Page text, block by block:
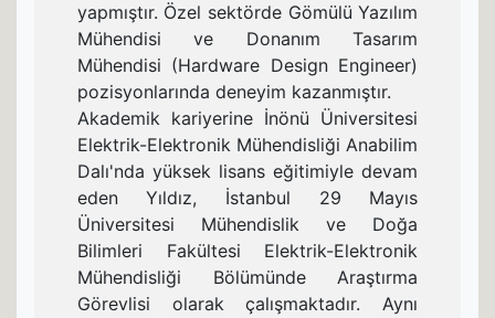
yapmıştır. Özel sektörde Gömülü Yazılım
Mühendisi ve Donanım Tasarım
Mühendisi (Hardware Design Engineer)
pozisyonlarında deneyim kazanmıştır.
Akademik kariyerine İnönü Üniversitesi
Elektrik-Elektronik Mühendisliği Anabilim
Dalı'nda yüksek lisans eğitimiyle devam
eden Yıldız, İstanbul 29 Mayıs
Üniversitesi Mühendislik ve Doğa
Bilimleri Fakültesi Elektrik-Elektronik
Mühendisliği Bölümünde Araştırma
Görevlisi olarak çalışmaktadır. Aynı